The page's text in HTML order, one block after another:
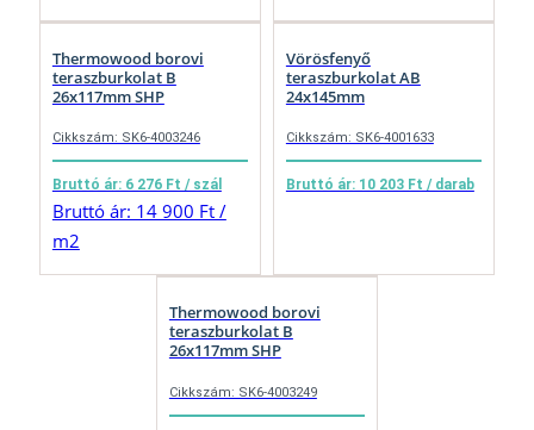
Thermowood borovi
teraszburkolat B
26x117mm SHP
Cikkszám: SK6-4003246
Bruttó ár: 6 276 Ft / szál
Bruttó ár: 14 900 Ft /
m2
Vörösfenyő
teraszburkolat AB
24x145mm
Cikkszám: SK6-4001633
Bruttó ár: 10 203 Ft / darab
Thermowood borovi
teraszburkolat B
26x117mm SHP
Cikkszám: SK6-4003249